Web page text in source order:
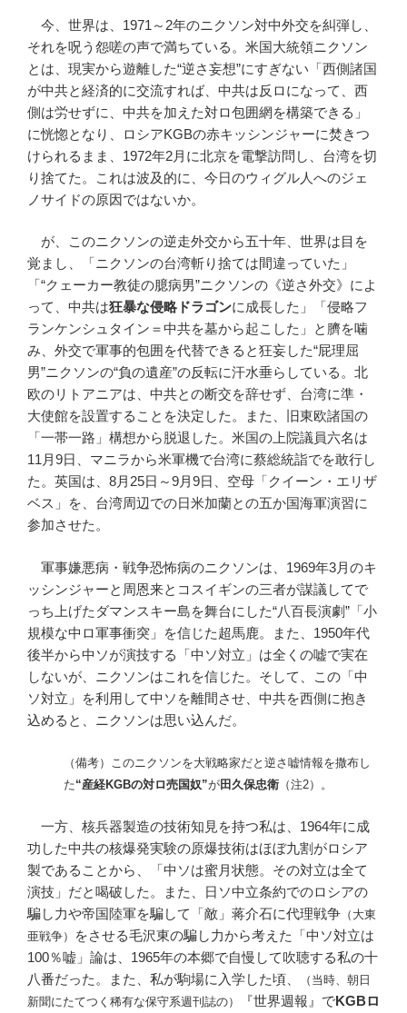
今、世界は、1971～2年のニクソン対中外交を糾弾し、
それを呪う怨嗟の声で満ちている。米国大統領ニクソン
とは、現実から遊離した“逆さ妄想”にすぎない「西側諸国
が中共と経済的に交流すれば、中共は反ロになって、西
側は労せずに、中共を加えた対ロ包囲網を構築できる」
に恍惚となり、ロシアKGBの赤キッシンジャーに焚きつ
けられるまま、1972年2月に北京を電撃訪問し、台湾を切
り捨てた。これは波及的に、今日のウィグル人へのジェ
ノサイドの原因ではないか。
が、このニクソンの逆走外交から五十年、世界は目を
覚まし、「ニクソンの台湾斬り捨ては間違っていた」
「“クェーカー教徒の臆病男”ニクソンの《逆さ外交》によ
って、中共は狂暴な侵略ドラゴンに成長した」「侵略フ
ランケンシュタイン＝中共を墓から起こした」と臍を噛
み、外交で軍事的包囲を代替できると狂妄した“屁理屈
男”ニクソンの“負の遺産”の反転に汗水垂らしている。北
欧のリトアニアは、中共との断交を辞せず、台湾に準・
大使館を設置することを決定した。また、旧東欧諸国の
「一帯一路」構想から脱退した。米国の上院議員六名は
11月9日、マニラから米軍機で台湾に蔡総統詣でを敢行し
た。英国は、8月25日～9月9日、空母「クイーン・エリザ
ベス」を、台湾周辺での日米加蘭との五か国海軍演習に
参加させた。
軍事嫌悪病・戦争恐怖病のニクソンは、1969年3月のキ
ッシンジャーと周恩来とコスイギンの三者が謀議してで
っち上げたダマンスキー島を舞台にした“八百長演劇”「小
規模な中ロ軍事衝突」を信じた超馬鹿。また、1950年代
後半から中ソが演技する「中ソ対立」は全くの嘘で実在
しないが、ニクソンはこれを信じた。そして、この「中
ソ対立」を利用して中ソを離間させ、中共を西側に抱き
込めると、ニクソンは思い込んだ。
（備考）このニクソンを大戦略家だと逆さ嘘情報を撒布し
た“産経KGBの対ロ売国奴”が田久保忠衛 （注2）。
一方、核兵器製造の技術知見を持つ私は、1964年に成
功した中共の核爆発実験の原爆技術はほぼ九割がロシア
製であることから、「中ソは蜜月状態。その対立は全て
演技」だと喝破した。また、日ソ中立条約でのロシアの
騙し力や帝国陸軍を騙して「敵」蒋介石に代理戦争 （大東
亜戦争）
をさせる毛沢東の騙し力から考えた「中ソ対立は
100％嘘」論は、1965年の本郷で自慢して吹聴する私の十
八番だった。また、私が駒場に入学した頃、
（当時、朝日
新聞にたてつく稀有な保守系週刊誌の）
『世界週報』でKGBロ